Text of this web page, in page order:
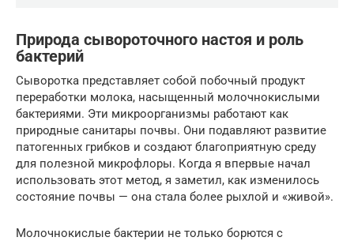
Природа сывороточного настоя и роль
бактерий
Сыворотка представляет собой побочный продукт
переработки молока, насыщенный молочнокислыми
бактериями. Эти микроорганизмы работают как
природные санитары почвы. Они подавляют развитие
патогенных грибков и создают благоприятную среду
для полезной микрофлоры. Когда я впервые начал
использовать этот метод, я заметил, как изменилось
состояние почвы — она стала более рыхлой и «живой».
Молочнокислые бактерии не только борются с